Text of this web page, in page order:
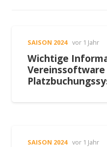
SAISON 2024 vor 1 Jahr
Wichtige
Vereinssoftware
SAISON 2024 vor 1 Jahr